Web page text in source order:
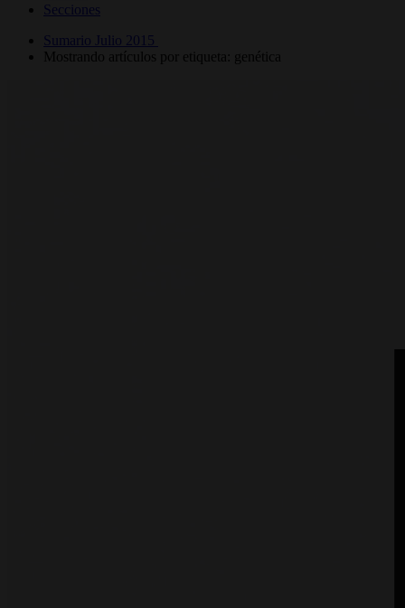
Secciones
Sumario Julio 2015
Mostrando artículos por etiqueta: genética